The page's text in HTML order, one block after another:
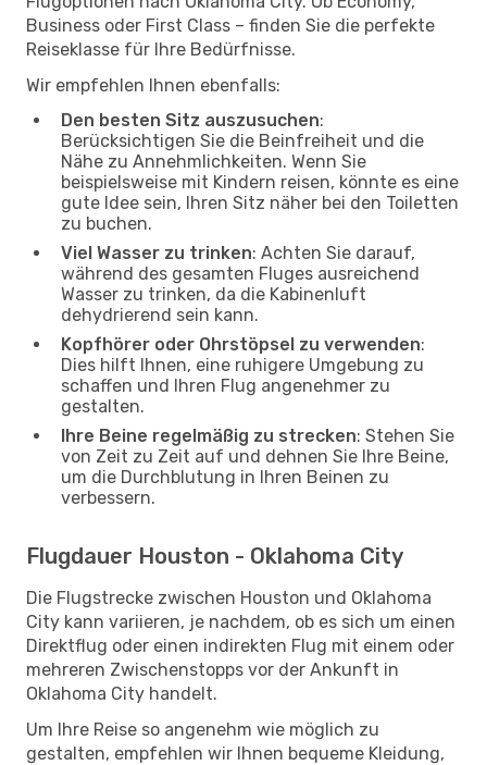
Business oder First Class – finden Sie die perfekte
Reiseklasse für Ihre Bedürfnisse.
Wir empfehlen Ihnen ebenfalls:
Den besten Sitz auszusuchen:
Berücksichtigen Sie die Beinfreiheit und die
Nähe zu Annehmlichkeiten. Wenn Sie
beispielsweise mit Kindern reisen, könnte es eine
gute Idee sein, Ihren Sitz näher bei den Toiletten
zu buchen.
Viel Wasser zu trinken: Achten Sie darauf,
während des gesamten Fluges ausreichend
Wasser zu trinken, da die Kabinenluft
dehydrierend sein kann.
Kopfhörer oder Ohrstöpsel zu verwenden:
Dies hilft Ihnen, eine ruhigere Umgebung zu
schaffen und Ihren Flug angenehmer zu
gestalten.
Ihre Beine regelmäßig zu strecken: Stehen Sie
von Zeit zu Zeit auf und dehnen Sie Ihre Beine,
um die Durchblutung in Ihren Beinen zu
verbessern.
Flugdauer Houston - Oklahoma City
Die Flugstrecke zwischen Houston und Oklahoma
City kann variieren, je nachdem, ob es sich um einen
Direktflug oder einen indirekten Flug mit einem oder
mehreren Zwischenstopps vor der Ankunft in
Oklahoma City handelt.
Um Ihre Reise so angenehm wie möglich zu
gestalten, empfehlen wir Ihnen bequeme Kleidung,